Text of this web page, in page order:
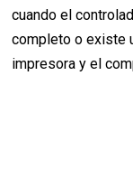
cuando el
completo o existe
impresora y el